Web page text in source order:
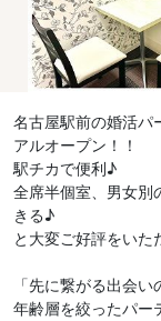
名古屋駅前の婚活パ
アルオープン！！
駅チカで便利♪
全席半個室、男女別
きる♪
と大変ご好評をい
「先に繋がる出会い
年齢層を絞ったパー